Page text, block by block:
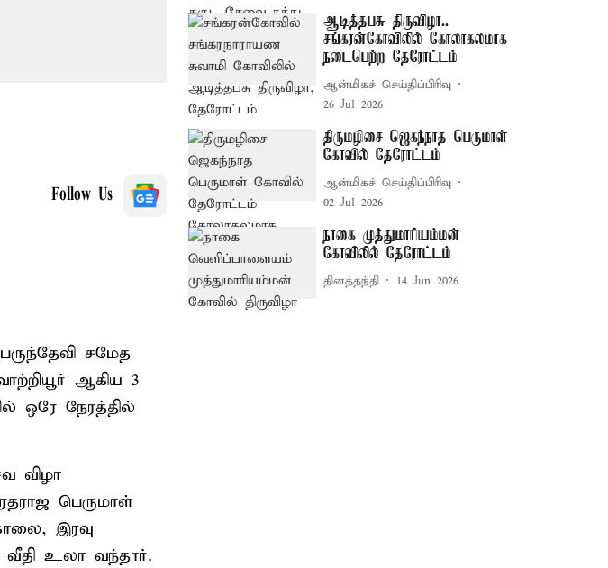
Follow Us
சமேத
ஆகிய 3
ஒரே நேரத்தில்
விழா
பெருமாள்
இரவு
உலா வந்தார்.
ஆடித்தபசு திருவிழா..
சங்கரன்கோவிலில் கோலாகலமாக
நடைபெற்ற தேரோட்டம்
ஆன்மிகச் செய்திப்பிரிவு
26 Jul 2026
திருமழிசை ஜெகந்நாத பெருமாள்
கோவில் தேரோட்டம்
ஆன்மிகச் செய்திப்பிரிவு
02 Jul 2026
நாகை முத்துமாரியம்மன்
கோவிலில் தேரோட்டம்
தினத்தந்தி 14 Jun 2026